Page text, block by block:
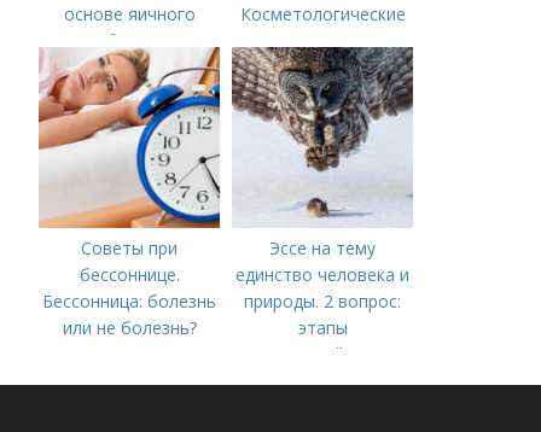
основе яичного
белка
Косметологические
Советы при
бессоннице.
Бессонница: болезнь
или не болезнь?
Эссе на тему
единство человека и
природы. 2 вопрос:
этапы
взаимодействия
природного и